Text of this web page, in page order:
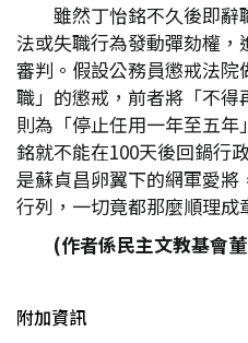
雖然丁怡銘不久後即辭
法或失職行為發動彈劾權
審判。假設公務員懲戒法
職」的懲戒，前者將「不
則為「停止任用一年至五
銘就不能在100天後回鍋行
是蘇貞昌卵翼下的網軍愛
行列，一切竟都那麼順理成
(作者係民主文教基會
附加資訊